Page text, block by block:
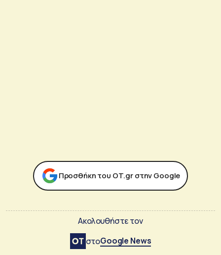
Προσθήκη του ΟΤ.gr στην Google
Ακολουθήστε τον
στοGoogle News